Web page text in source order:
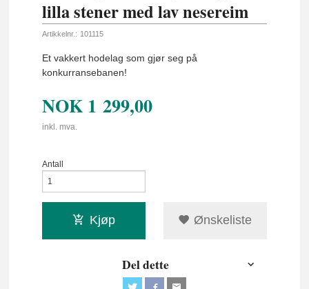
lilla stener med lav nesereim
Artikkelnr.: 101115
Et vakkert hodelag som gjør seg på
konkurransebanen!
NOK 1 299,00
inkl. mva.
Antall
Kjøp Ønskeliste
Del dette